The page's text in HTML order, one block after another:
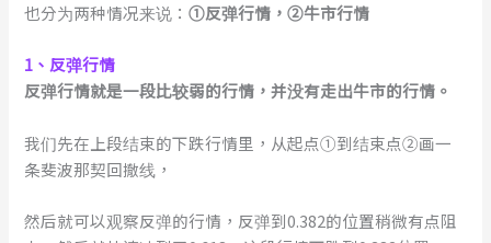
也分为两种情况来说：①反弹行情，②牛市行情
1、反弹行情
反弹行情就是一段比较弱的行情，并没有走出牛市的行情。
我们先在上段结束的下跌行情里，从起点①到结束点②画一
条斐波那契回撤线，
然后就可以观察反弹的行情，反弹到0.382的位置稍微有点阻